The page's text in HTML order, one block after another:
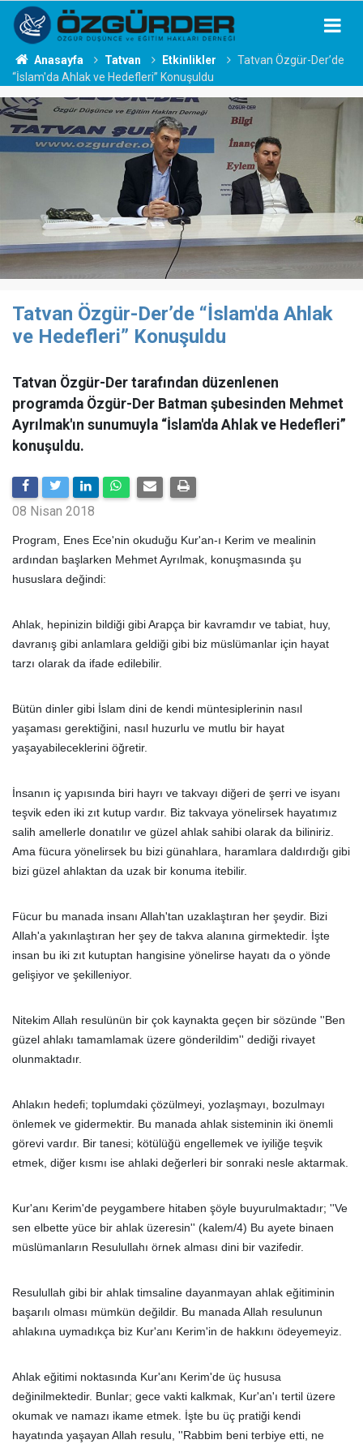
Anasayfa Tatvan Etkinlikler
Tatvan Özgür-Der’de
“İslam'da Ahlak ve Hedefleri” Konuşuldu
Tatvan Özgür-Der’de “İslam'da Ahlak
ve Hedefleri” Konuşuldu
Tatvan Özgür-Der tarafından düzenlenen
programda Özgür-Der Batman şubesinden Mehmet
Ayrılmak'ın sunumuyla “İslam'da Ahlak ve Hedefleri”
konuşuldu.
08 Nisan 2018
Program, Enes Ece'nin okuduğu Kur'an-ı Kerim ve mealinin
ardından başlarken Mehmet Ayrılmak, konuşmasında şu
hususlara değindi:
Ahlak, hepinizin bildiği gibi Arapça bir kavramdır ve tabiat, huy,
davranış gibi anlamlara geldiği gibi biz müslümanlar için hayat
tarzı olarak da ifade edilebilir.
Bütün dinler gibi İslam dini de kendi müntesiplerinin nasıl
yaşaması gerektiğini, nasıl huzurlu ve mutlu bir hayat
yaşayabileceklerini öğretir.
İnsanın iç yapısında biri hayrı ve takvayı diğeri de şerri ve isyanı
teşvik eden iki zıt kutup vardır. Biz takvaya yönelirsek hayatımız
salih amellerle donatılır ve güzel ahlak sahibi olarak da biliniriz.
Ama fücura yönelirsek bu bizi günahlara, haramlara daldırdığı gibi
bizi güzel ahlaktan da uzak bir konuma itebilir.
Fücur bu manada insanı Allah'tan uzaklaştıran her şeydir. Bizi
Allah'a yakınlaştıran her şey de takva alanına girmektedir. İşte
insan bu iki zıt kutuptan hangisine yönelirse hayatı da o yönde
gelişiyor ve şekilleniyor.
Nitekim Allah resulünün bir çok kaynakta geçen bir sözünde ''Ben
güzel ahlakı tamamlamak üzere gönderildim'' dediği rivayet
olunmaktadır.
Ahlakın hedefi; toplumdaki çözülmeyi, yozlaşmayı, bozulmayı
önlemek ve gidermektir. Bu manada ahlak sisteminin iki önemli
görevi vardır. Bir tanesi; kötülüğü engellemek ve iyiliğe teşvik
etmek, diğer kısmı ise ahlaki değerleri bir sonraki nesle aktarmak.
Kur'anı Kerim'de peygambere hitaben şöyle buyurulmaktadır; ''Ve
sen elbette yüce bir ahlak üzeresin'' (kalem/4) Bu ayete binaen
müslümanların Resulullahı örnek alması dini bir vazifedir.
Resulullah gibi bir ahlak timsaline dayanmayan ahlak eğitiminin
başarılı olması mümkün değildir. Bu manada Allah resulunun
ahlakına uymadıkça biz Kur'anı Kerim'in de hakkını ödeyemeyiz.
Ahlak eğitimi noktasında Kur'anı Kerim'de üç hususa
değinilmektedir. Bunlar; gece vakti kalkmak, Kur'an'ı tertil üzere
okumak ve namazı ikame etmek. İşte bu üç pratiği kendi
hayatında yaşayan Allah resulu, ''Rabbim beni terbiye etti, ne